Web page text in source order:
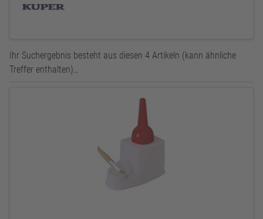
Ihr Suchergebnis besteht aus diesen 4 Artikeln (kann ähnliche
Treffer enthalten)…